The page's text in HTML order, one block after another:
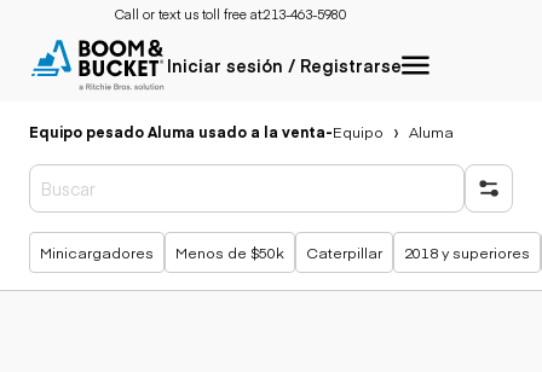
Call or text us toll free at:213-463-5980
Iniciar sesión / Registrarse
Equipo pesado Aluma usado a la venta-Equipo Aluma
Búsquedas populares
Minicargadores Menos de $50k Caterpillar 2018 y superiores